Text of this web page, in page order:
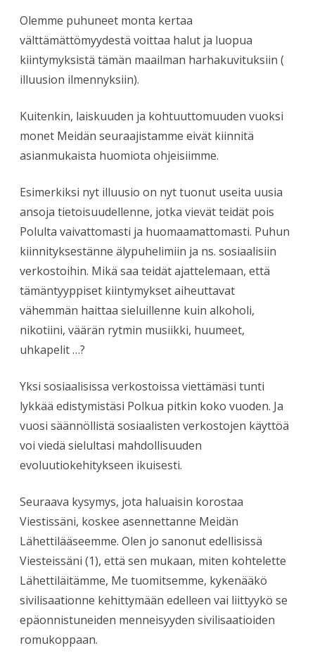
Olemme puhuneet monta kertaa
välttämättömyydestä voittaa halut ja luopua
kiintymyksistä tämän maailman harhakuvituksiin (
illuusion ilmennyksiin).
Kuitenkin, laiskuuden ja kohtuuttomuuden vuoksi
monet Meidän seuraajistamme eivät kiinnitä
asianmukaista huomiota ohjeisiimme.
Esimerkiksi nyt illuusio on nyt tuonut useita uusia
ansoja tietoisuudellenne, jotka vievät teidät pois
Polulta vaivattomasti ja huomaamattomasti. Puhun
kiinnityksestänne älypuhelimiin ja ns. sosiaalisiin
verkostoihin. Mikä saa teidät ajattelemaan, että
tämäntyyppiset kiintymykset aiheuttavat
vähemmän haittaa sieluillenne kuin alkoholi,
nikotiini, väärän rytmin musiikki, huumeet,
uhkapelit …?
Yksi sosiaalisissa verkostoissa viettämäsi tunti
lykkää edistymistäsi Polkua pitkin koko vuoden. Ja
vuosi säännöllistä sosiaalisten verkostojen käyttöä
voi viedä sielultasi mahdollisuuden
evoluutiokehitykseen ikuisesti.
Seuraava kysymys, jota haluaisin korostaa
Viestissäni, koskee asennettanne Meidän
Lähettilääseemme. Olen jo sanonut edellisissä
Viesteissäni (1), että sen mukaan, miten kohtelette
Lähettiläitämme, Me tuomitsemme, kykenääkö
sivilisaationne kehittymään edelleen vai liittyykö se
epäonnistuneiden menneisyyden sivilisaatioiden
romukoppaan.